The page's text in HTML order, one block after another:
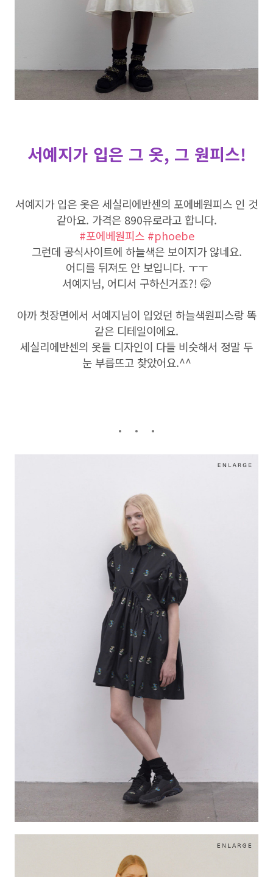
서예지가 입은 그 옷, 그 원피스!
서예지가 입은 옷은 세실리에반센의 포에베원피스 인 것
같아요. 가격은 890유로라고 합니다.
#포에베원피스 #phoebe
그런데 공식사이트에 하늘색은 보이지가 않네요.
어디를 뒤져도 안 보입니다. ㅜㅜ
서예지님, 어디서 구하신거죠?! 🤭
아까 첫장면에서 서예지님이 입었던 하늘색원피스랑 똑
같은 디테일이에요.
세실리에반센의 옷들 디자인이 다들 비슷해서 정말 두
눈 부릅뜨고 찾았어요.^^